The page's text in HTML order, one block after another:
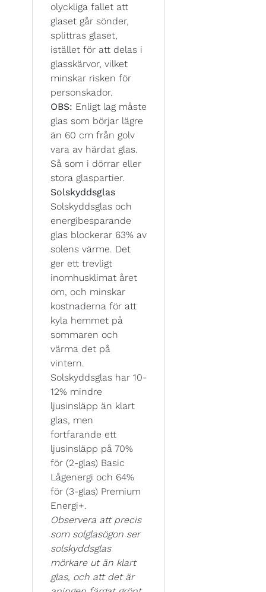
olyckliga fallet att
glaset går sönder,
splittras glaset,
istället för att delas i
glasskärvor, vilket
minskar risken för
personskador.
OBS: Enligt lag måste
glas som börjar lägre
än 60 cm från golv
vara av härdat glas.
Så som i dörrar eller
stora glaspartier.
Solskyddsglas
Solskyddsglas och
energibesparande
glas blockerar 63% av
solens värme. Det
ger ett trevligt
inomhusklimat året
om, och minskar
kostnaderna för att
kyla hemmet på
sommaren och
värma det på
vintern.
Solskyddsglas har 10-
12% mindre
ljusinsläpp än klart
glas, men
fortfarande ett
ljusinsläpp på 70%
för (2-glas) Basic
Lågenergi och 64%
för (3-glas) Premium
Energi+.
Observera att precis
som solglasögon ser
solskyddsglas
mörkare ut än klart
glas, och att det är